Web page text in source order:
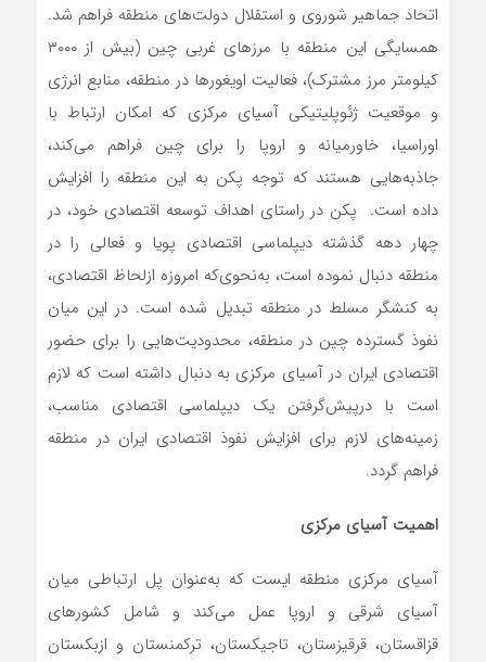
اتحاد جماهیر شوروی و استقلال دولت‌های منطقه فراهم شد.
همسایگی این منطقه با مرزهای غربی چین (بیش از ۳۰۰۰
کیلومتر مرز مشترک)، فعالیت اویغورها در منطقه، منابع انرژی
و موقعیت ژئوپلیتیکی آسیای مرکزی که امکان ارتباط با
اوراسیا، خاورمیانه و اروپا را برای چین فراهم می‌کند،
جاذبه‌هایی هستند که توجه پکن به این منطقه را افزایش
داده است. پکن در راستای اهداف توسعه اقتصادی خود، در
چهار دهه گذشته دیپلماسی اقتصادی پویا و فعالی را در
منطقه دنبال نموده است، به‌نحوی‌که امروزه ازلحاظ اقتصادی،
به کنشگر مسلط در منطقه تبدیل شده است. در این میان
نفوذ گسترده چین در منطقه، محدودیت‌هایی را برای حضور
اقتصادی ایران در آسیای مرکزی به دنبال داشته است که لازم
است با درپیش‌گرفتن یک دیپلماسی اقتصادی مناسب،
زمینه‌های لازم برای افزایش نفوذ اقتصادی ایران در منطقه
فراهم گردد.
اهمیت آسیای مرکزی
آسیای مرکزی منطقه ایست که به‌عنوان پل ارتباطی میان
آسیای شرقی و اروپا عمل می‌کند و شامل کشورهای
قزاقستان، قرقیزستان، تاجیکستان، ترکمنستان و ازبکستان